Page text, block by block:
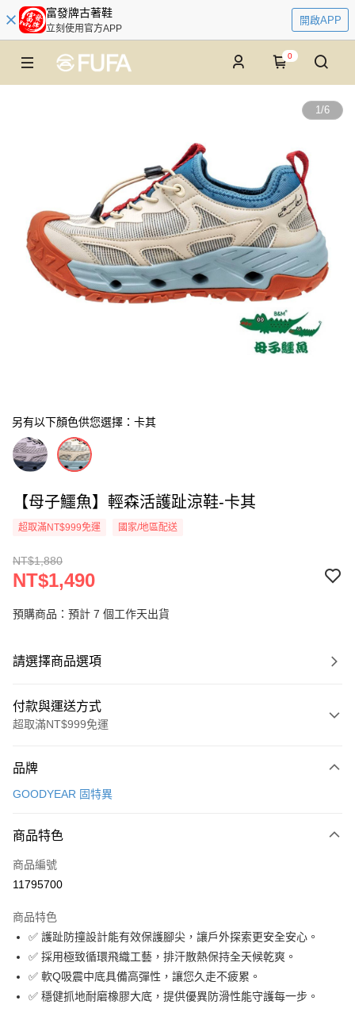
富發牌古著鞋
立刻使用官方APP
開啟APP
0
1/6
另有以下顏色供您選擇：卡其
【母子鱷魚】輕森活護趾涼鞋-卡其
超取滿NT$999免運 國家/地區配送
NT$1,880
NT$1,490
預購商品：預計 7 個工作天出貨
請選擇商品選項
付款與運送方式
超取滿NT$999免運
信用卡一次付款
LINE Pay
Apple Pay
悠遊付
Google Pay
全盈+PAY
品牌
GOODYEAR 固特異
商品特色
商品編號
11795700
商品特色
✅ 護趾防撞設計能有效保護腳尖，讓戶外探索更安全安心。
✅ 採用極致循環飛織工藝，排汗散熱保持全天候乾爽。
✅ 軟Q吸震中底具備高彈性，讓您久走不疲累。
✅ 穩健抓地耐磨橡膠大底，提供優異防滑性能守護每一步。